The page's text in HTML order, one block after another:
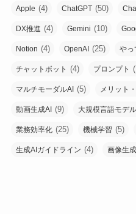
Apple (4) ChatGPT (50)
DX推進 (4) Gemini (10)
Notion (4) OpenAI (25) やっ
チャットボット (4) プロンプト
マルチモーダルAI (5) メリット
動画生成AI (9) 大規模言語モデル
業務効率化 (25) 機械学習 (5)
生成AIガイドライン (4) 画像生成